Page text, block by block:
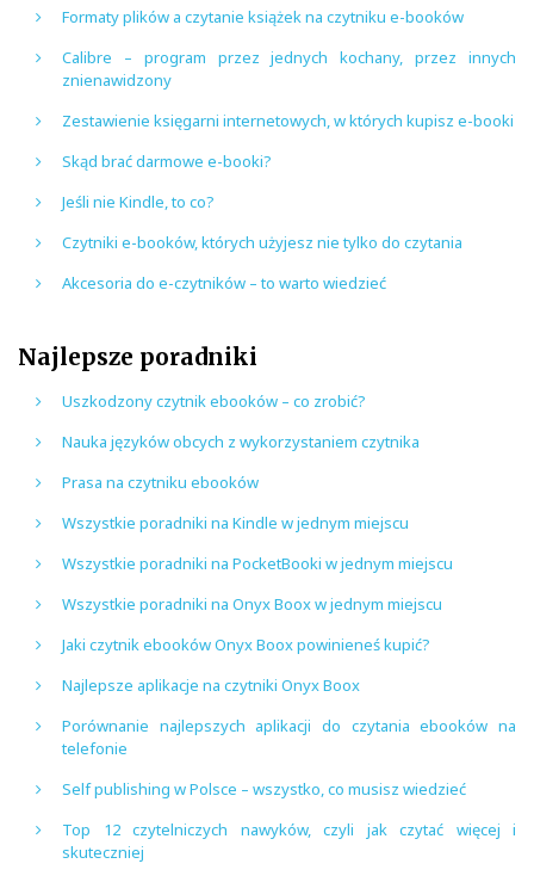
Formaty plików a czytanie książek na czytniku e-booków
Calibre – program przez jednych kochany, przez innych
znienawidzony
Zestawienie księgarni internetowych, w których kupisz e-booki
Skąd brać darmowe e-booki?
Jeśli nie Kindle, to co?
Czytniki e-booków, których użyjesz nie tylko do czytania
Akcesoria do e-czytników – to warto wiedzieć
Najlepsze poradniki
Uszkodzony czytnik ebooków – co zrobić?
Nauka języków obcych z wykorzystaniem czytnika
Prasa na czytniku ebooków
Wszystkie poradniki na Kindle w jednym miejscu
Wszystkie poradniki na PocketBooki w jednym miejscu
Wszystkie poradniki na Onyx Boox w jednym miejscu
Jaki czytnik ebooków Onyx Boox powinieneś kupić?
Najlepsze aplikacje na czytniki Onyx Boox
Porównanie najlepszych aplikacji do czytania ebooków na
telefonie
Self publishing w Polsce – wszystko, co musisz wiedzieć
Top 12 czytelniczych nawyków, czyli jak czytać więcej i
skuteczniej